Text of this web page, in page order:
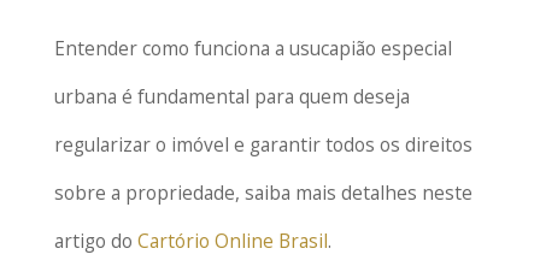
Entender como funciona a usucapião especial
urbana é fundamental para quem deseja
regularizar o imóvel e garantir todos os direitos
sobre a propriedade, saiba mais detalhes neste
artigo do Cartório Online Brasil.